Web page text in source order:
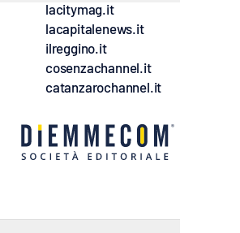
lacitymag.it
lacapitalenews.it
ilreggino.it
cosenzachannel.it
catanzarochannel.it